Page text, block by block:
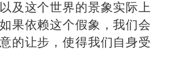
及这个世界的景象实际上
果依赖这个假象，我们会
的让步，使得我们自身受